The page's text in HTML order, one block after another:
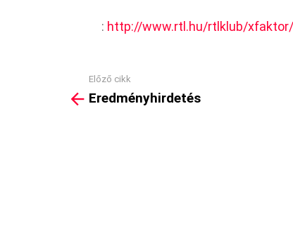
: http://www.rtl.hu/rtlklub/
more
Előző cikk
Eredményhirdetés